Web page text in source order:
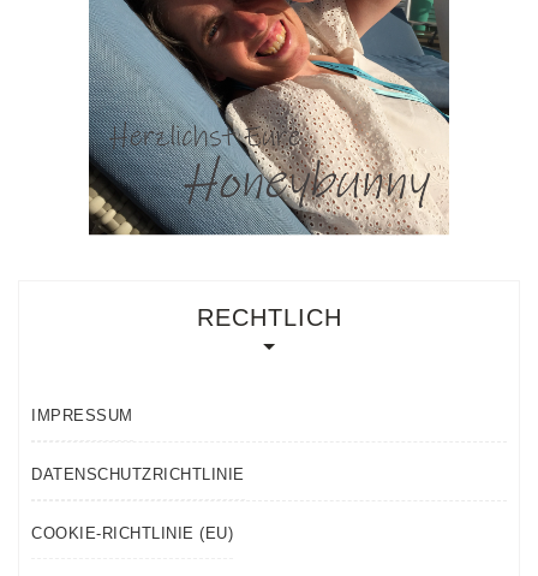
RECHTLICH
IMPRESSUM
DATENSCHUTZRICHTLINIE
COOKIE-RICHTLINIE (EU)